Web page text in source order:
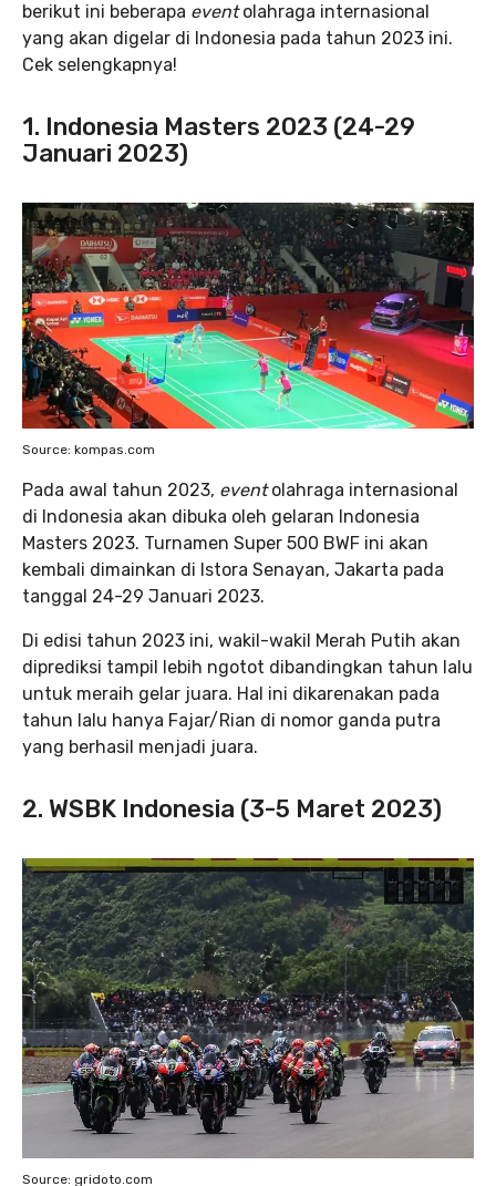
berikut ini beberapa eventolahraga internasional
yang akan digelar di Indonesia pada tahun 2023 ini.
Cek selengkapnya!
1. Indonesia Masters 2023 (24-29
Januari 2023)
Source: kompas.com
Pada awal tahun 2023, eventolahraga internasional
di Indonesia akan dibuka oleh gelaran Indonesia
Masters 2023. Turnamen Super 500 BWF ini akan
kembali dimainkan di Istora Senayan, Jakarta pada
tanggal 24-29 Januari 2023.
Di edisi tahun 2023 ini, wakil-wakil Merah Putih akan
diprediksi tampil lebih ngotot dibandingkan tahun lalu
untuk meraih gelar juara. Hal ini dikarenakan pada
tahun lalu hanya Fajar/Rian di nomor ganda putra
yang berhasil menjadi juara.
2. WSBK Indonesia (3-5 Maret 2023)
Source: gridoto.com